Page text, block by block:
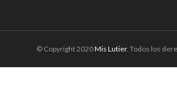
© Copyright 2020Mis Lutier. Todos los